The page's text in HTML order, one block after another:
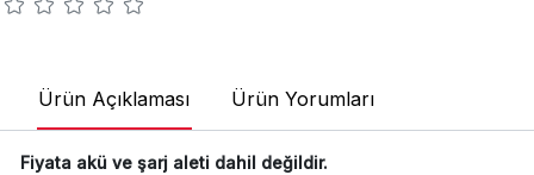
Ürün Açıklaması Ürün Yorumları
Fiyata akü ve şarj aleti dahil değildir.